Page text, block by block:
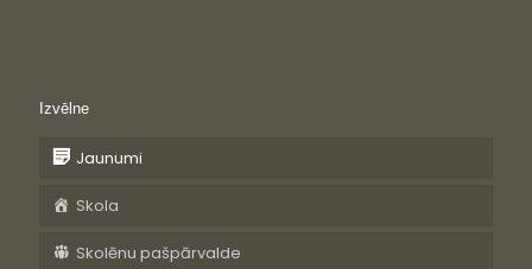
Izvēlne
Jaunumi
Skola
Skolēnu pašpārvalde